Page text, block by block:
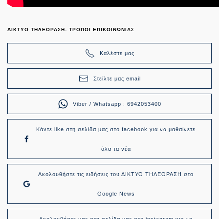
ΔΙΚΤΥΟ ΤΗΛΕΟΡΑΣΗ- ΤΡΟΠΟΙ ΕΠΙΚΟΙΝΩΝΙΑΣ
Καλέστε μας
Στείλτε μας email
Viber / Whatsapp : 6942053400
Κάντε like στη σελίδα μας στο facebook για να μαθαίνετε
όλα τα νέα
Ακολουθήστε τις ειδήσεις του ΔΙΚΤΥΟ ΤΗΛΕΟΡΑΣΗ στο
Google News